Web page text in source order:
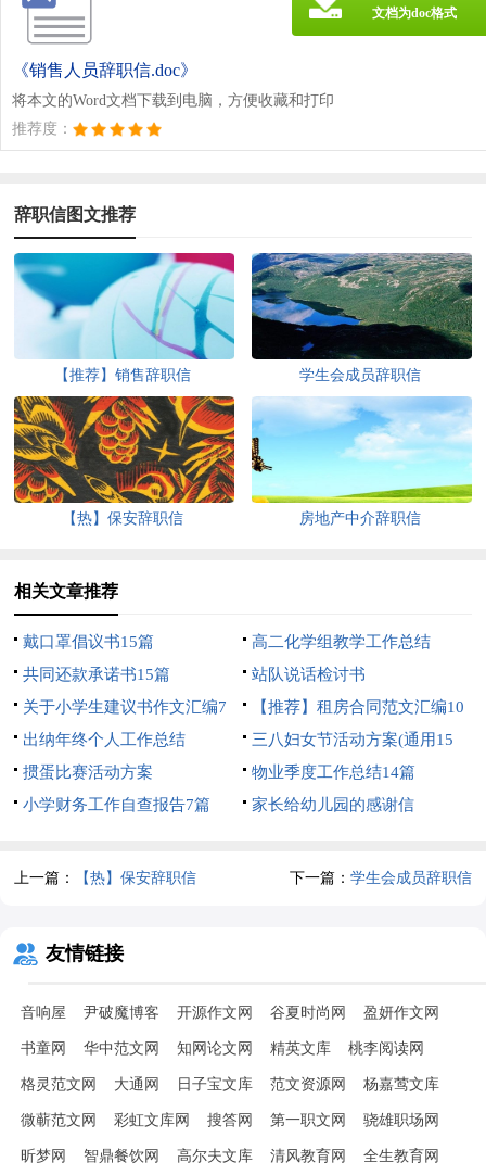
《销售人员辞职信.doc》
将本文的Word文档下载到电脑，方便收藏和打印
推荐度：
文档为doc格式
辞职信图文推荐
【推荐】销售辞职信 学生会成员辞职信
【热】保安辞职信 房地产中介辞职信
相关文章推荐
戴口罩倡议书15篇
高二化学组教学工作总结
共同还款承诺书15篇
站队说话检讨书
关于小学生建议书作文汇编7
篇
【推荐】租房合同范文汇编10
篇
出纳年终个人工作总结
三八妇女节活动方案(通用15
篇)
掼蛋比赛活动方案
物业季度工作总结14篇
小学财务工作自查报告7篇
家长给幼儿园的感谢信
上一篇： 【热】保安辞职信 下一篇： 学生会成员辞职信
友情链接
音响屋 尹破魔博客 开源作文网 谷夏时尚网 盈妍作文网
书童网 华中范文网 知网论文网 精英文库 桃李阅读网
格灵范文网 大通网 日子宝文库 范文资源网 杨嘉莺文库
微蕲范文网 彩虹文库网 搜答网 第一职文网 骁雄职场网
昕梦网 智鼎餐饮网 高尔夫文库 清风教育网 全生教育网